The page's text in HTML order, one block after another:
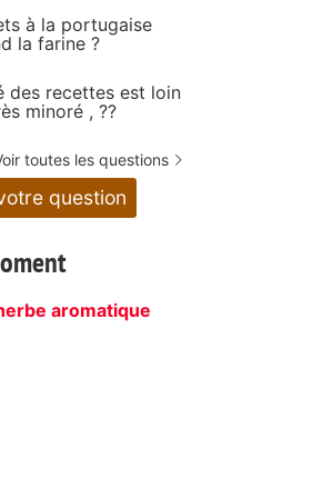
à la portugaise
la farine ?
des recettes est loin
minoré , ??
toutes les questions
question
aromatique